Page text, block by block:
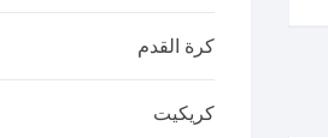
كرة القدم
كريكيت